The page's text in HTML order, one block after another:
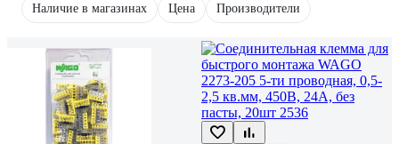
Наличие в магазинах Цена Производители